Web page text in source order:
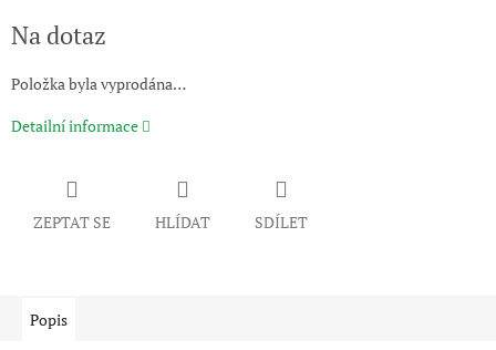
cena:
Na dotaz
Položka byla vyprodána…
Detailní informace
ZEPTAT SE HLÍDAT SDÍLET
Popis